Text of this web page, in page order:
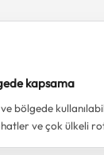
kapsama
bölgede
ve çok ülkeli